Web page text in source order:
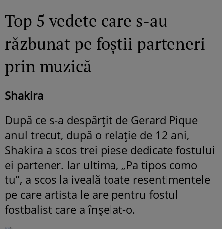
Top 5 vedete care s-au
răzbunat pe foștii parteneri
prin muzică
Shakira
După ce s-a despărțit de Gerard Pique
anul trecut, după o relație de 12 ani,
Shakira a scos trei piese dedicate fostului
ei partener. Iar ultima, „Pa tipos como
tu”, a scos la iveală toate resentimentele
pe care artista le are pentru fostul
fostbalist care a înșelat-o.